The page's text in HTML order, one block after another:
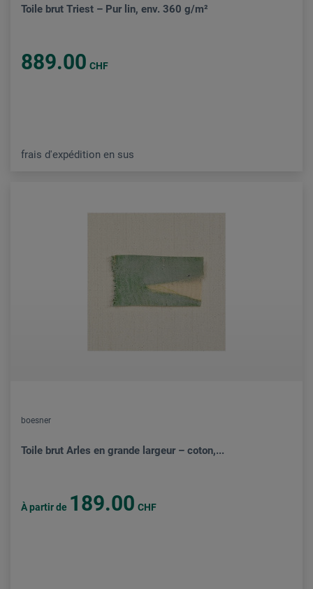
Toile brut Triest – Pur lin, env. 360 g/m²
889.00 CHF
frais d'expédition en sus
boesner
Toile brut Arles en grande largeur – coton,...
À partir de 189.00 CHF